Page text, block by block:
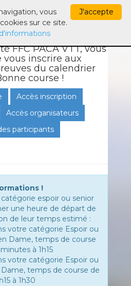
Généré par
en ligne
en partenariat
FFC PACA VTT, vous
vous inscrire aux
du calendrier
course !
Accès inscription
Accès organisateurs
participants
!
espoir ou senior
une heure de départ de
de leur temps estimé :
votre catégorie Espoir ou
Dame, temps de course
à 1h15
votre catégorie Espoir ou
temps de course de
à 1h30
J'accepte
vous
sur ce site.